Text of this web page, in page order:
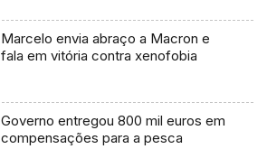
Marcelo envia abraço a Macron e
fala em vitória contra xenofobia
Governo entregou 800 mil euros em
compensações para a pesca